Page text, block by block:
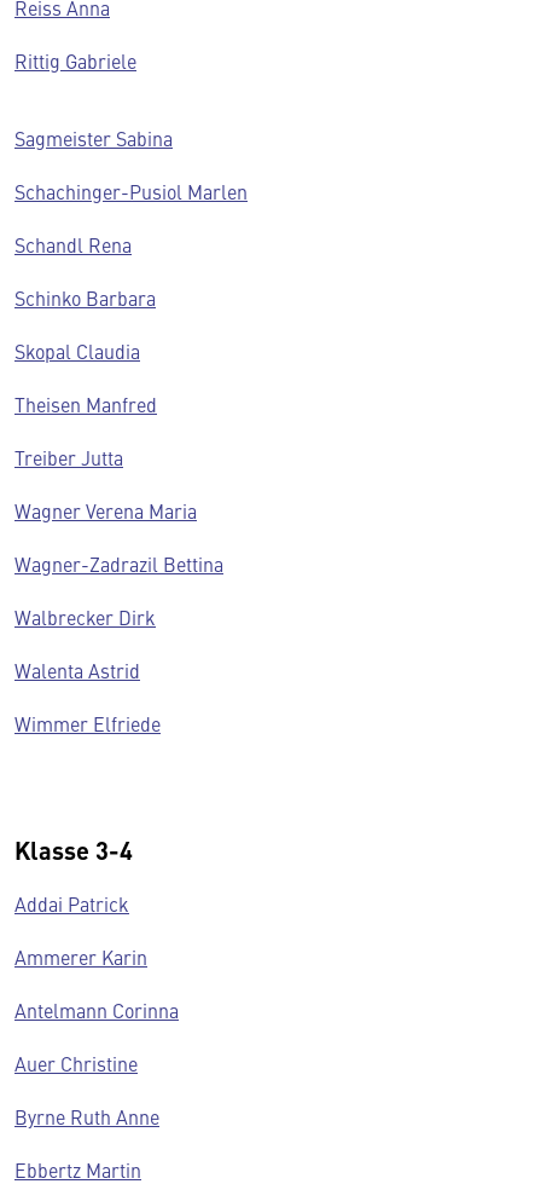
Reiss Anna
Rittig Gabriele
Sagmeister Sabina
Schachinger-Pusiol Marlen
Schandl Rena
Schinko Barbara
Skopal Claudia
Theisen Manfred
Treiber Jutta
Wagner Verena Maria
Wagner-Zadrazil Bettina
Walbrecker Dirk
Walenta Astrid
Wimmer Elfriede
Klasse 3-4
Addai Patrick
Ammerer Karin
Antelmann Corinna
Auer Christine
Byrne Ruth Anne
Ebbertz Martin